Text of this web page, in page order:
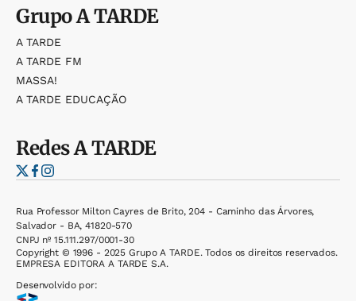
GrupoA TARDE
A TARDE
A TARDE FM
MASSA!
A TARDE EDUCAÇÃO
RedesA TARDE
Rua Professor Milton Cayres de Brito, 204 - Caminho das Árvores,
Salvador - BA, 41820-570
CNPJ nº 15.111.297/0001-30
Copyright © 1996 - 2025 Grupo A TARDE. Todos os direitos reservados.
EMPRESA EDITORA A TARDE S.A.
Desenvolvido por: